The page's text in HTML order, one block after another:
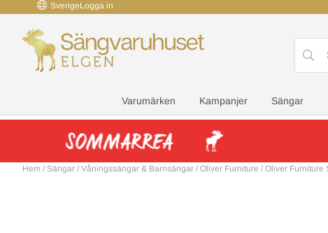
SverigeLogga in
Varumärken Kampanjer Sängar
Hem / Sängar / Våningssängar & Barnsängar / Oliver Furniture / Oliver Furniture